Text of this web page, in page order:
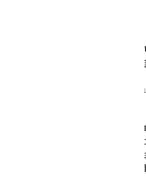
La Policía Nacional ha
desde una quinta
orden de alejamiento sobre
las primeras pesquisas no
Los hechos han tenido lugar
sobre las 03.20 horas.
informando de que una mujer
un edificio ubicado en el